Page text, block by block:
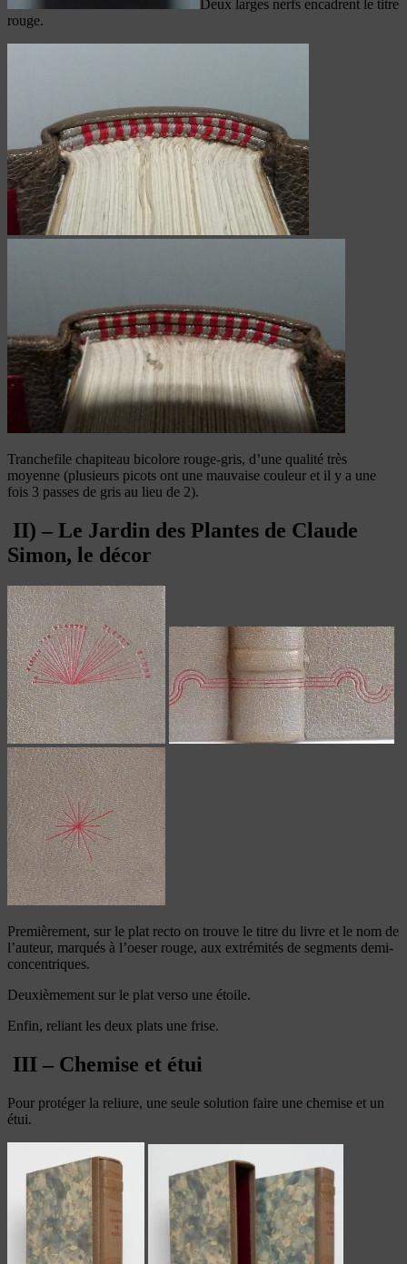
Deux larges nerfs encadrent le titre
rouge.
Tranchefile chapiteau bicolore rouge-gris, d’une qualité très
moyenne (plusieurs picots ont une mauvaise couleur et il y a une
fois 3 passes de gris au lieu de 2).
II) – Le Jardin des Plantes de Claude
Simon, le décor
Premièrement, sur le plat recto on trouve le titre du livre et le nom de
l’auteur, marqués à l’oeser rouge, aux extrémités de segments demi-
concentriques.
Deuxièmement sur le plat verso une étoile.
Enfin, reliant les deux plats une frise.
III – Chemise et étui
Pour protéger la reliure, une seule solution faire une chemise et un
étui.